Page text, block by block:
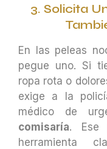
3. Solicita
En las peleas
pegue uno. Si
ropa rota o
exige a la
médico de
comisaría. Ese
herramienta